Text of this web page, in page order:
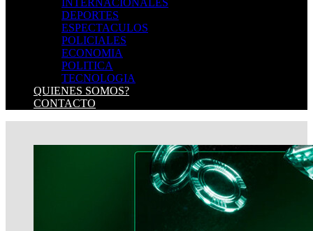
INTERNACIONALES
DEPORTES
ESPECTACULOS
POLICIALES
ECONOMIA
POLITICA
TECNOLOGIA
QUIENES SOMOS?
CONTACTO